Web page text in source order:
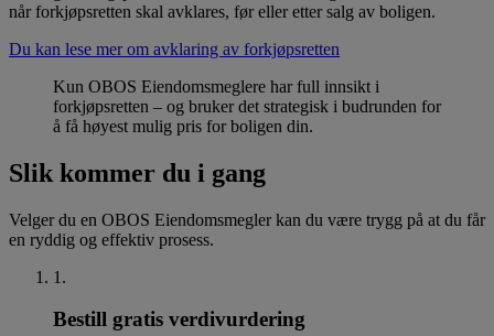
når forkjøpsretten skal avklares, før eller etter salg av boligen.
Du kan lese mer om avklaring av forkjøpsretten
Kun OBOS Eiendomsmeglere har full innsikt i
forkjøpsretten – og bruker det strategisk i budrunden for
å få høyest mulig pris for boligen din.
Slik kommer du i gang
Velger du en OBOS Eiendomsmegler kan du være trygg på at du får
en ryddig og effektiv prosess.
1 .
Bestill gratis verdivurdering